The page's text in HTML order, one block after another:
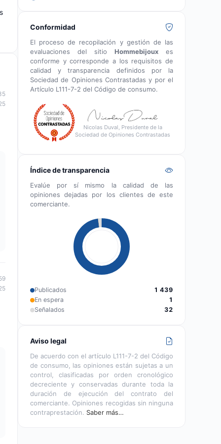
Conformidad
El proceso de recopilación y gestión de las
evaluaciones del sitio Hommebijoux es
conforme y corresponde a los requisitos de
calidad y transparencia definidos por la
Sociedad de Opiniones Contrastadas y por el
Artículo L111-7-2 del Código de consumo.
Nicolas Duval, Presidente de la
Sociedad de Opiniones Contrastadas
Índice de transparencia
Evalúe por sí mismo la calidad de las
opiniones dejadas por los clientes de este
comerciante.
Publicados
1 439
En espera
1
Señalados
32
Aviso legal
De acuerdo con el artículo L111-7-2 del Código
de consumo, las opiniones están sujetas a un
control, clasificadas por orden cronológico
decreciente y conservadas durante toda la
duración de ejecución del contrato del
comerciante. Opiniones recogidas sin ninguna
contraprestación. Saber más…